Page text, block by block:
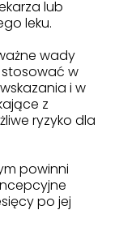
lub
leku.
wady
stosować w
i w
z
ryzyko dla
powinni
po jej